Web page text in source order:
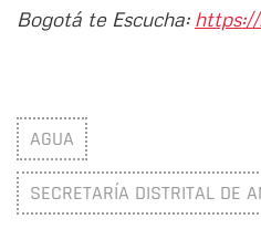
Bogotá te Escucha:
AGUA
SECRETARÍA DISTRITAL DE